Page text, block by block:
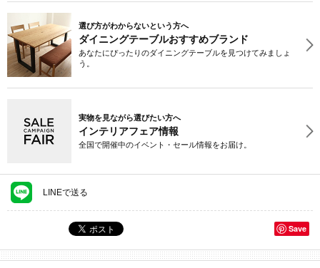
選び方がわからないという方へ
ダイニングテーブルおすすめブランド
あなたにぴったりのダイニングテーブルを見つけてみましょ
う。
実物を見ながら選びたい方へ
インテリアフェア情報
全国で開催中のイベント・セール情報をお届け。
LINEで送る
Save